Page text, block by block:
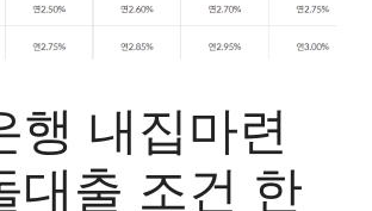
행 내집마련
대출 조건 한